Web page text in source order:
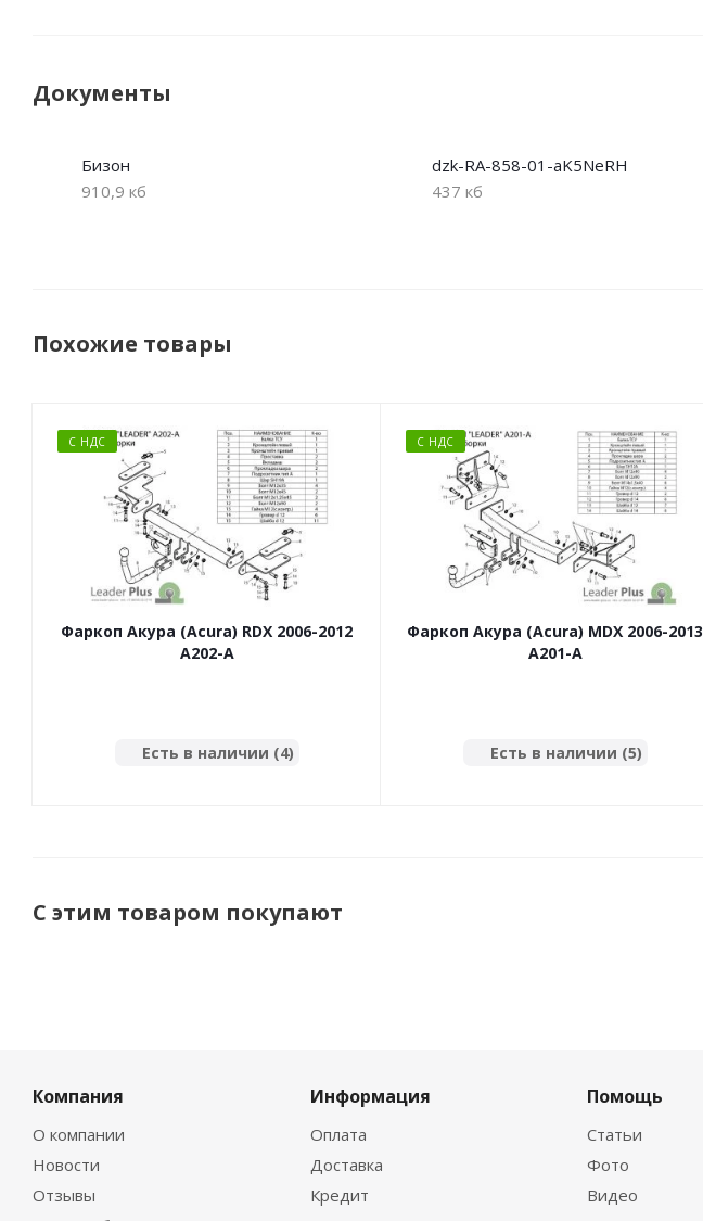
Документы
Бизон
910,9 кб
dzk-RA-858-01-aK5NeRH
437 кб
Похожие товары
С НДС
Фаркоп Акура (Acura) RDX 2006-2012
A202-A
Есть в наличии (4)
С НДС
Фаркоп Акура (Acura) MDX 2006-2013
A201-A
Есть в наличии (5)
С этим товаром покупают
Компания
О компании
Новости
Отзывы
Информация
Оплата
Доставка
Кредит
Помощь
Статьи
Фото
Видео